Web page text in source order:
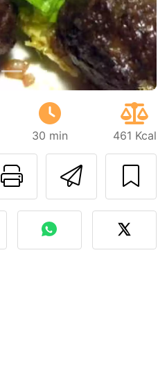
30 min 461 Kcal
Imprimer
une
photo de